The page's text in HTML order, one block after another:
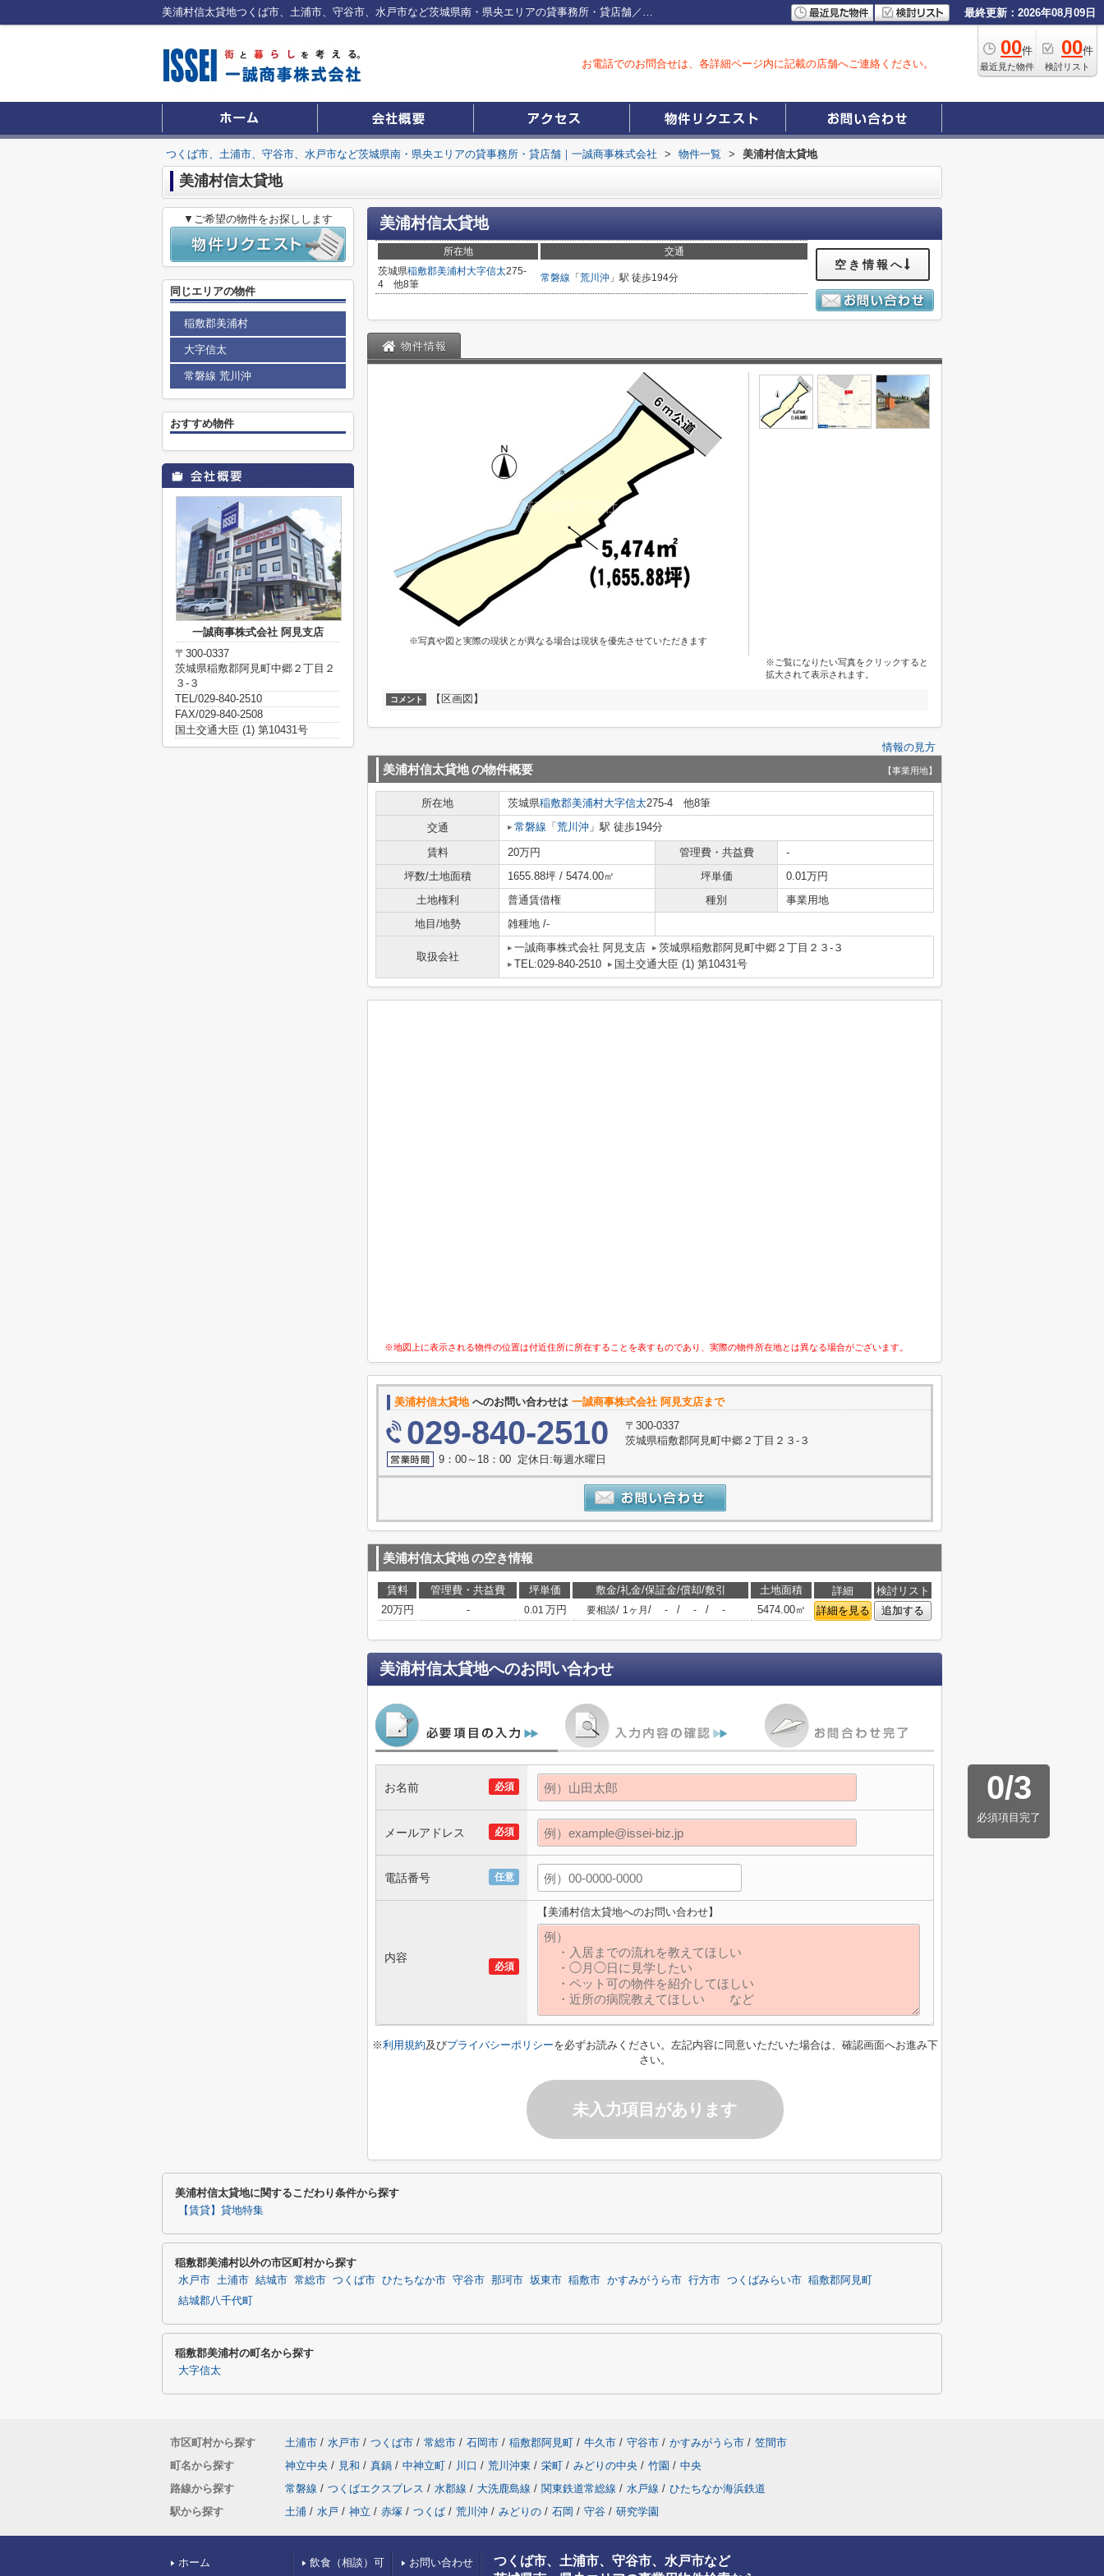
美浦村信太貸地つくば市、土浦市、守谷市、水戸市など茨城県南・県央エリアの貸事務所・貸店舗／一誠商事株式会社 最終更新：2026年08月09日
00件
最近見た物件
00件
検討リスト
お電話でのお問合せは、各詳細ページ内に記載の店舗へご連絡ください。
つくば市、土浦市、守谷市、水戸市など茨城県南・県央エリアの貸事務所・貸店舗｜一誠商事株式会社 > 物件一覧 > 美浦村信太貸地
美浦村信太貸地
美浦村信太貸地
所在地
交通
茨城県稲敷郡美浦村大字信太275-
4 他8筆
常磐線 「 荒川沖 」駅 徒歩194分
空き情報へ
物件情報
※写真や図と実際の現状とが異なる場合は現状を優先させていただきます
※ご覧になりたい写真をクリックすると
拡大されて表示されます。
コメント 【区画図】
情報の見方
美浦村信太貸地の物件概要 【事業用地】
所在地 茨城県稲敷郡美浦村大字信太275-4 他8筆
交通
常磐線 「 荒川沖 」駅 徒歩194分
賃料 20万円 管理費・共益費
-
坪数/土地面積
1655.88坪 / 5474.00㎡ 坪単価
0.01万円
土地権利
普通賃借権 種別
事業用地
地目/地勢
雑種地 /-
取扱会社
一誠商事株式会社 阿見支店
茨城県稲敷郡阿見町中郷２丁目２３‐３
TEL:029-840-2510
国土交通大臣 (1) 第10431号
※地図上に表示される物件の位置は付近住所に所在することを表すものであり、実際の物件所在地とは異なる場合がございます。
美浦村信太貸地へのお問い合わせは 一誠商事株式会社 阿見支店まで
029-840-2510
〒300-0337
茨城県稲敷郡阿見町中郷２丁目２３‐３
9：00～18：00 定休日:毎週水曜日
美浦村信太貸地の空き情報
賃料 管理費・共益費 坪単価 敷金/礼金/保証金/償却/敷引 土地面積 詳細
検討リスト
20万円
- 0.01 万円 要相談/ 1ヶ月 / - / - / - 5474.00㎡ 詳細を見る 追加する
美浦村信太貸地へのお問い合わせ
0/3
必須項目完了
必須
お名前
必須
メールアドレス
任意
電話番号
必須
内容
【美浦村信太貸地へのお問い合わせ】
※利用規約及びプライバシーポリシーを必ずお読みください。左記内容に同意いただいた場合は、確認画面へお進み下
さい。
未入力項目があります
▼ご希望の物件をお探しします
同じエリアの物件
稲敷郡美浦村
大字信太
常磐線 荒川沖
おすすめ物件
一誠商事株式会社 阿見支店
〒300-0337
茨城県稲敷郡阿見町中郷２丁目２
３‐３
TEL/029-840-2510
FAX/029-840-2508
国土交通大臣 (1) 第10431号
美浦村信太貸地に関するこだわり条件から探す
【賃貸】貸地特集
稲敷郡美浦村以外の市区町村から探す
水戸市 土浦市 結城市 常総市 つくば市 ひたちなか市 守谷市 那珂市 坂東市 稲敷市 かすみがうら市 行方市 つくばみらい市 稲敷郡阿見町
結城郡八千代町
稲敷郡美浦村の町名から探す
大字信太
市区町村から探す 土浦市 / 水戸市 / つくば市 / 常総市 / 石岡市 / 稲敷郡阿見町 / 牛久市 / 守谷市 / かすみがうら市 / 笠間市
町名から探す
神立中央 / 見和 / 真鍋 / 中神立町 / 川口 / 荒川沖東 / 栄町 / みどりの中央 / 竹園 / 中央
路線から探す
常磐線 / つくばエクスプレス / 水郡線 / 大洗鹿島線 / 関東鉄道常総線 / 水戸線 / ひたちなか海浜鉄道
駅から探す
土浦 / 水戸 / 神立 / 赤塚 / つくば / 荒川沖 / みどりの / 石岡 / 守谷 / 研究学園
ホーム 飲食（相談）可 お問い合わせ
つくば市、土浦市、守谷市、水戸市など